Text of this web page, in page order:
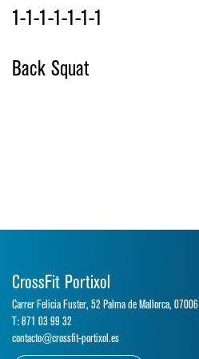
1-1-1-1-1-1-1
Back Squat
CrossFit Portixol
Carrer Felicia Fuster, 52 Palma de Mallorca, 07006
T: 871 03 99 32
contacto@crossfit-portixol.es